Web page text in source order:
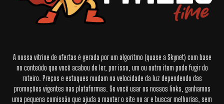
A nossa vitrine de ofertas é gerada por um algoritmo (quase a Skynet) com base
no conteúdo que você acabou de ler, por isso, um ou outro item pode fugir do
roteiro. Preços e estoques mudam na velocidade da luz dependendo das
promoções vigentes nas plataformas. Se você usar os nossos links, ganhamos
uma pequena comissão que ajuda a manter o site no ar e buscar melhorias, sem